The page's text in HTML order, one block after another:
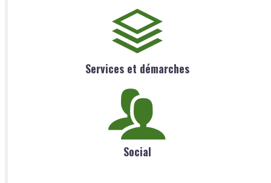
Services et démarches
Social